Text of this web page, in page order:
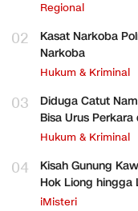
Regional
02
Kasat Narkoba
Narkoba
Hukum & Kriminal
03
Diduga Catut
Bisa Urus
Hukum & Kriminal
04
Kisah Gunung
Hok Liong hingga
iMisteri